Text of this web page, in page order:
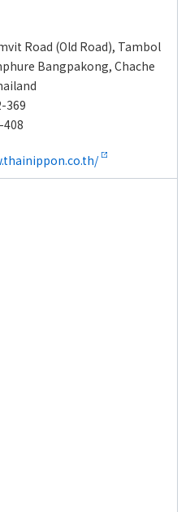
Road (Old Road), Tambol
Bangpakong, Chache
369
408